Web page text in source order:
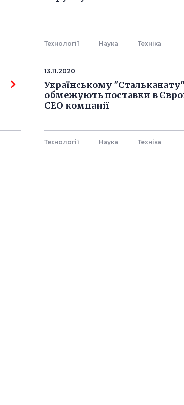
Технології Наука Технiка
13.11.2020
Українському "Стальканату"
обмежують поставки в
СЕО компанії
Технології Наука Технiка